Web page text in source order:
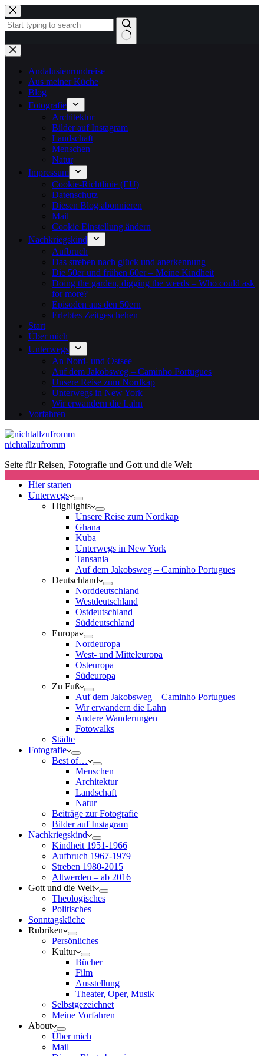
Zum
Inhalt
springen
Keine
Ergebnisse
Andalusienrundreise
Aus meiner Küche
Blog
Fotografie
Architektur
Bilder auf Instagram
Landschaft
Menschen
Natur
Impressum
Cookie-Richtlinie (EU)
Datenschutz
Diesen Blog abonnieren
Mail
Cookie Einstellung ändern
Nachkriegskind
Aufbruch
Das streben nach glück und anerkennung
Die 50er und frühen 60er – Meine Kindheit
Doing the garden, digging the weeds – Who could ask
for more?
Episoden aus den 50ern
Erlebtes Zeitgeschehen
Start
Über mich
Unterwegs
An Nord- und Ostsee
Auf dem Jakobsweg – Caminho Portugues
Unsere Reise zum Nordkap
Unterwegs in New York
Wir erwandern die Lahn
Vorfahren
nichtallzufromm
Seite für Reisen, Fotografie und Gott und die Welt
Hier starten
Unterwegs
Highlights
Unsere Reise zum Nordkap
Ghana
Kuba
Unterwegs in New York
Tansania
Auf dem Jakobsweg – Caminho Portugues
Deutschland
Norddeutschland
Westdeutschland
Ostdeutschland
Süddeutschland
Europa
Nordeuropa
West- und Mitteleuropa
Osteuropa
Südeuropa
Zu Fuß
Auf dem Jakobsweg – Caminho Portugues
Wir erwandern die Lahn
Andere Wanderungen
Fotowalks
Städte
Fotografie
Best of…
Menschen
Architektur
Landschaft
Natur
Beiträge zur Fotografie
Bilder auf Instagram
Nachkriegskind
Kindheit 1951-1966
Aufbruch 1967-1979
Streben 1980-2015
Altwerden – ab 2016
Gott und die Welt
Theologisches
Politisches
Sonntagsküche
Rubriken
Persönliches
Kultur
Bücher
Film
Ausstellung
Theater, Oper, Musik
Selbstgezeichnet
Meine Vorfahren
About
Über mich
Mail